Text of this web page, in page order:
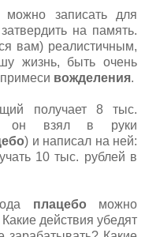
записать для
на память.
вам) реалистичным,
жизнь, быть очень
вожделения.
получает 8 тыс.
он взял в руки
) и написал на ней:
10 тыс. рублей в
плацебо можно
действия убедят